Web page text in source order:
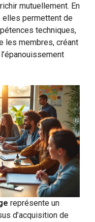
mutuellement. En
elles permettent de
techniques,
les membres, créant
représente un
d’acquisition de